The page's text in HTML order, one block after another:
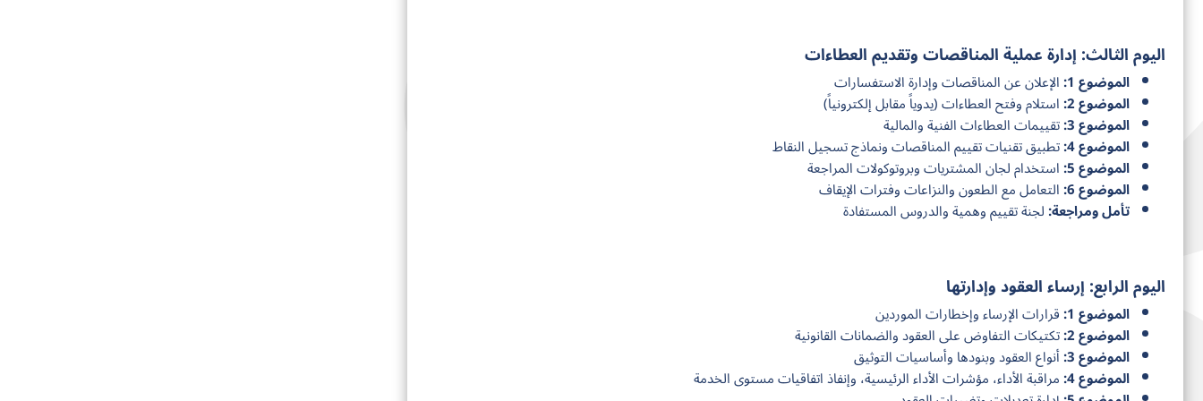
اليوم الثالث: إدارة عملية المناقصات وتقديم العطاءات
الموضوع 1: الإعلان عن المناقصات وإدارة الاستفسارات
الموضوع 2: استلام وفتح العطاءات (يدوياً مقابل إلكترونياً)
الموضوع 3: تقييمات العطاءات الفنية والمالية
الموضوع 4: تطبيق تقنيات تقييم المناقصات ونماذج تسجيل النقاط
الموضوع 5: استخدام لجان المشتريات وبروتوكولات المراجعة
الموضوع 6: التعامل مع الطعون والنزاعات وفترات الإيقاف
تأمل ومراجعة:لجنة تقييم وهمية والدروس المستفادة
اليوم الرابع: إرساء العقود وإدارتها
الموضوع 1: قرارات الإرساء وإخطارات الموردين
الموضوع 2: تكتيكات التفاوض على العقود والضمانات القانونية
الموضوع 3: أنواع العقود وبنودها وأساسيات التوثيق
الموضوع 4: مراقبة الأداء، مؤشرات الأداء الرئيسية، وإنفاذ اتفاقيات مستوى الخدمة